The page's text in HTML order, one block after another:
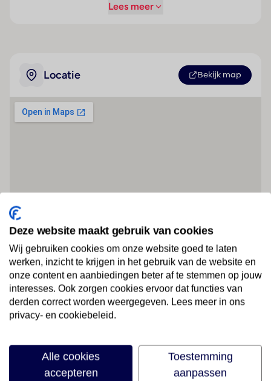
Lees meer
Locatie Bekijk map
Deze website maakt gebruik van cookies
Wij gebruiken cookies om onze website goed te laten
werken, inzicht te krijgen in het gebruik van de website en
onze content en aanbiedingen beter af te stemmen op jouw
interesses. Ook zorgen cookies ervoor dat functies van
derden correct worden weergegeven. Lees meer in ons
privacy- en cookiebeleid.
Alle cookies
accepteren
Toestemming
aanpassen